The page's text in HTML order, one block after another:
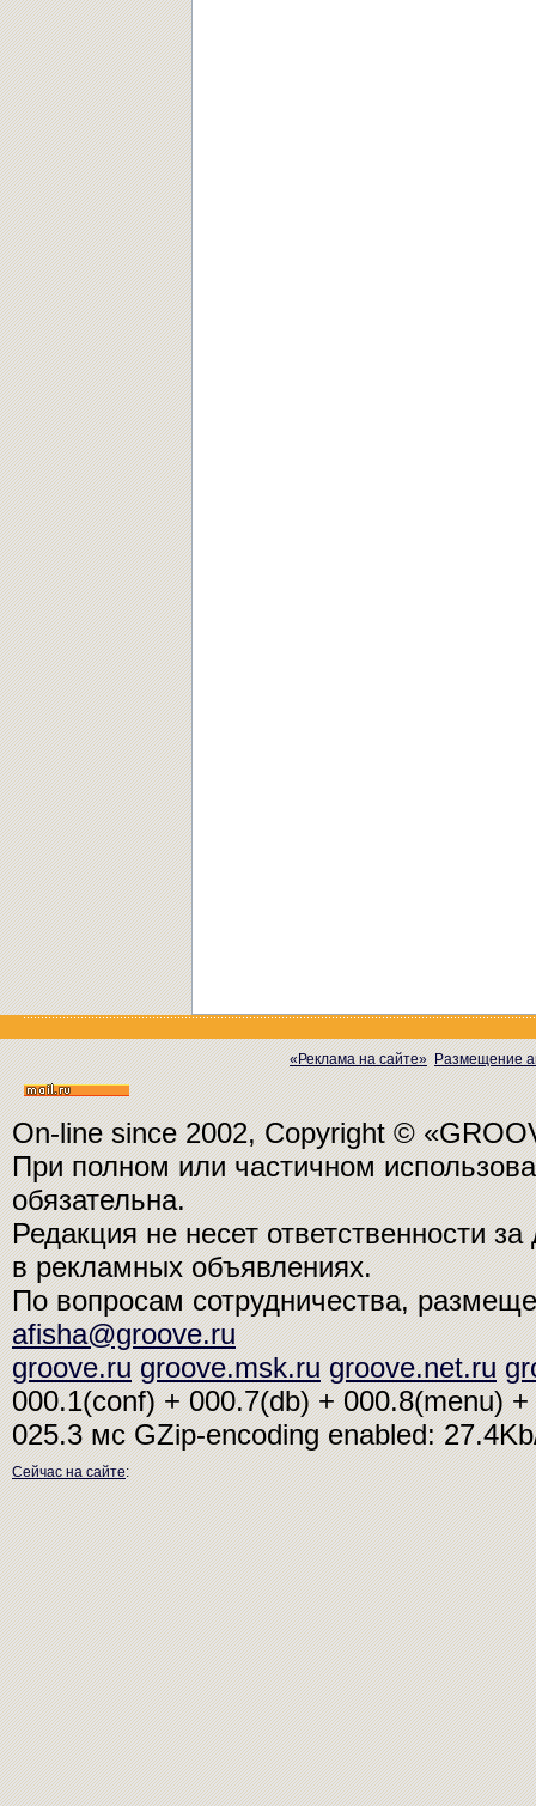
«Реклама на сайте» Размещение
On-line since 2002, Copyright ©
При полном или частичном
обязательна.
Редакция не несет ответственности
в рекламных объявлениях.
По вопросам сотрудничества,
afisha@groove.ru
groove.ru groove.msk.ru groove.net.ru
000.1(conf) + 000.7(db) + 000.8(menu)
025.3 мсGZip-encoding enabled:
Сейчас на сайте: